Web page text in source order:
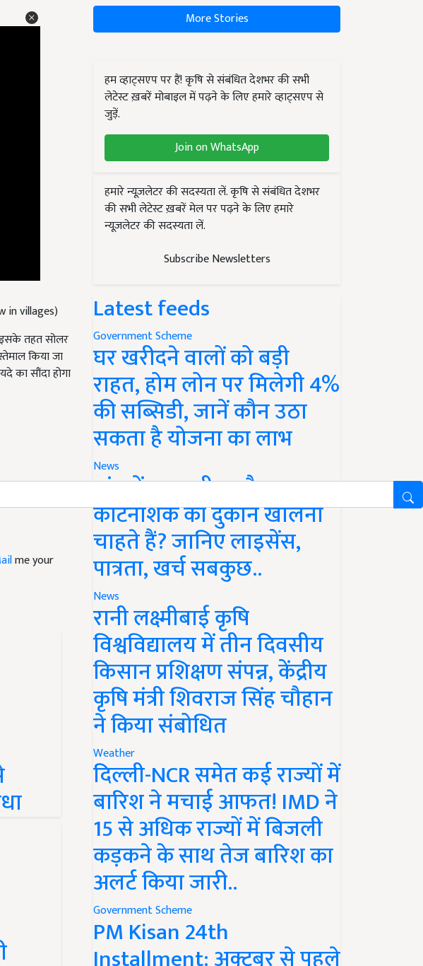
in villages)
इसके तहत सोलर
किया जा
का सौंदा होगा
me your
More Stories
हम व्हाट्सएप पर हैं! कृषि से संबंधित देशभर की सभी
लेटेस्ट ख़बरें मोबाइल में पढ़ने के लिए हमारे व्हाट्सएप से
जुड़ें.
Join on WhatsApp
हमारे न्यूज़लेटर की सदस्यता लें. कृषि से संबंधित देशभर
की सभी लेटेस्ट ख़बरें मेल पर पढ़ने के लिए हमारे
न्यूज़लेटर की सदस्यता लें.
Subscribe Newsletters
Latest feeds
Government Scheme
घर खरीदने वालों को बड़ी
राहत, होम लोन पर मिलेगी 4%
की सब्सिडी, जानें कौन उठा
सकता है योजना का लाभ
News
गांव में खाद, बीज और
कीटनाशक की दुकान खोलना
चाहते हैं? जानिए लाइसेंस,
पात्रता, खर्च सबकुछ..
News
रानी लक्ष्मीबाई कृषि
विश्वविद्यालय में तीन दिवसीय
किसान प्रशिक्षण संपन्न, केंद्रीय
कृषि मंत्री शिवराज सिंह चौहान
ने किया संबोधित
Weather
दिल्ली-NCR समेत कई राज्यों में
बारिश ने मचाई आफत! IMD ने
15 से अधिक राज्यों में बिजली
कड़कने के साथ तेज बारिश का
अलर्ट किया जारी..
Government Scheme
PM Kisan 24th